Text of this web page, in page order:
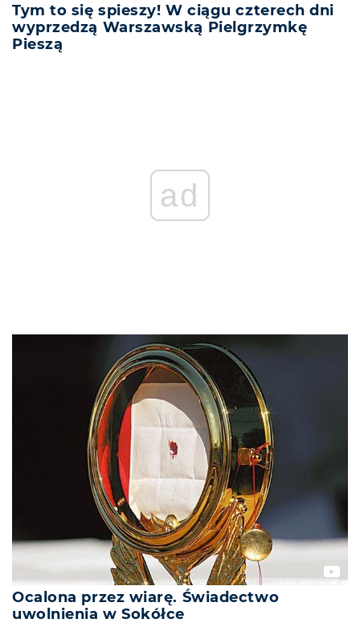
Tym to się spieszy! W ciągu czterech dni
wyprzedzą Warszawską Pielgrzymkę
Pieszą
ad
Ocalona przez wiarę. Świadectwo
uwolnienia w Sokółce